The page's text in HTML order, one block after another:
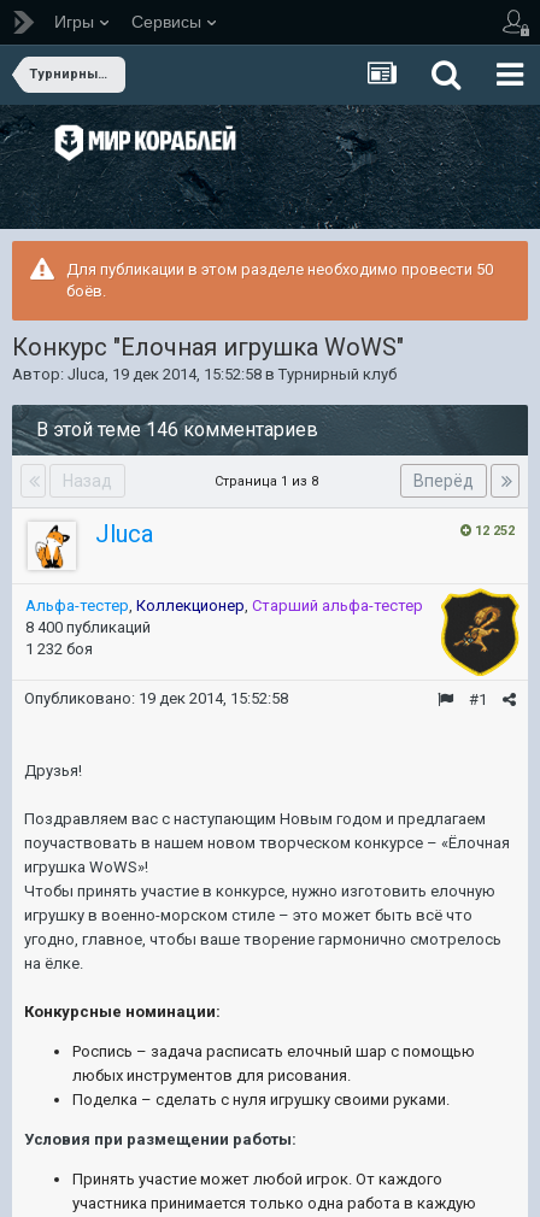
Игры Сервисы
Турнирный клуб
Для публикации в этом разделе необходимо провести 50
боёв.
Конкурс "Елочная игрушка WoWS"
Автор: Jluca, 19 дек 2014, 15:52:58 в Турнирный клуб
В этой теме 146 комментариев
Назад Вперёд
Страница 1 из 8
12 252
Jluca
Альфа-тестер, Коллекционер, Старший альфа-тестер
8 400 публикаций
1 232 боя
#1
Опубликовано: 19 дек 2014, 15:52:58
Друзья!
Поздравляем вас с наступающим Новым годом и предлагаем
поучаствовать в нашем новом творческом конкурсе – «Ёлочная
игрушка WoWS»!
Чтобы принять участие в конкурсе, нужно изготовить елочную
игрушку в военно-морском стиле – это может быть всё что
угодно, главное, чтобы ваше творение гармонично смотрелось
на ёлке.
Конкурсные номинации:
Роспись – задача расписать елочный шар с помощью
любых инструментов для рисования.
Поделка – сделать с нуля игрушку своими руками.
Условия при размещении работы:
Принять участие может любой игрок. От каждого
участника принимается только одна работа в каждую